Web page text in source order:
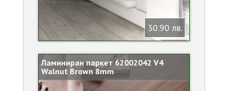
30.90 лв.
Ламиниран паркет 62002042 V4
Walnut Brown 8mm